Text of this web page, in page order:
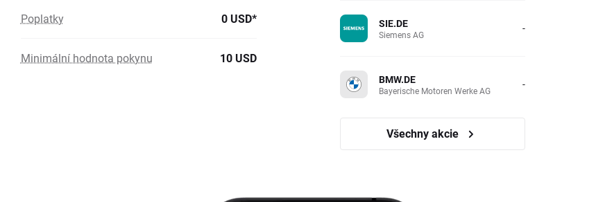
Poplatky 0 USD*
Minimální hodnota pokynu 10 USD
SIE.DE
Siemens AG -
BMW.DE
Bayerische Motoren Werke AG -
Všechny akcie